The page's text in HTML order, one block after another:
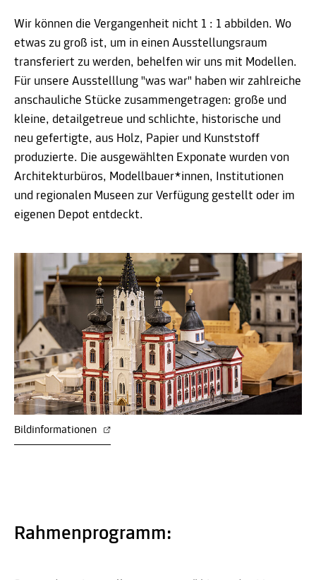
Wir können die Vergangenheit nicht 1 : 1 abbilden. Wo
etwas zu groß ist, um in einen Ausstellungsraum
transferiert zu werden, behelfen wir uns mit Modellen.
Für unsere Ausstelllung "was war" haben wir zahlreiche
anschauliche Stücke zusammengetragen: große und
kleine, detailgetreue und schlichte, historische und
neu gefertigte, aus Holz, Papier und Kunststoff
produzierte. Die ausgewählten Exponate wurden von
Architekturbüros, Modellbauer*innen, Institutionen
und regionalen Museen zur Verfügung gestellt oder im
eigenen Depot entdeckt.
Bildinformationen
Rahmenprogramm: